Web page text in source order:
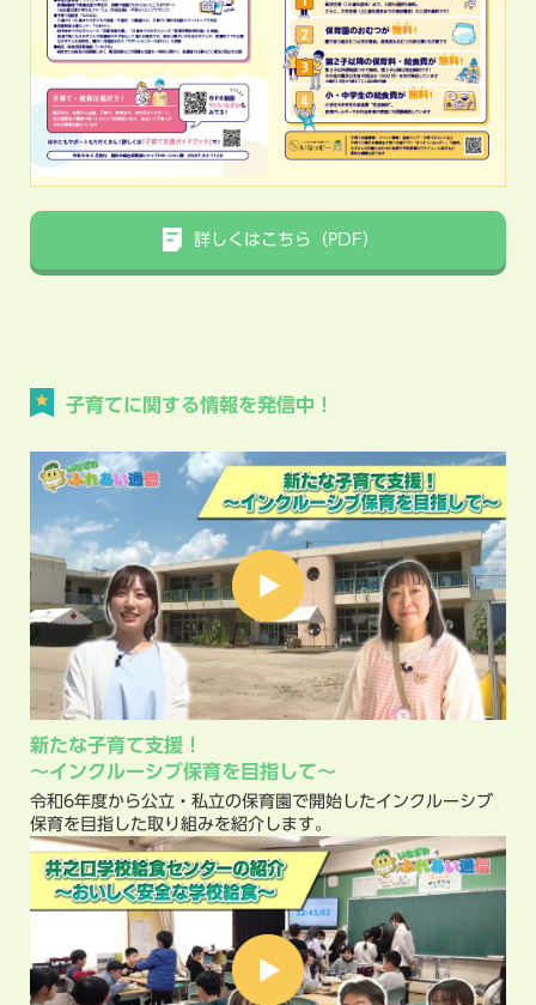
詳しくはこちら（PDF）
子育てに関する情報を発信中！
新たな子育て支援！
〜インクルーシブ保育を目指して〜
令和6年度から公立・私立の保育園で開始したインクルーシブ
保育を目指した取り組みを紹介します。